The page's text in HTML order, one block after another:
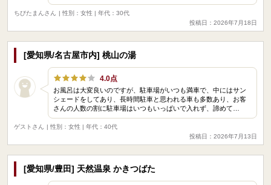
ちびたまんさん
| 性別：女性 | 年代：30代
投稿日：2026年7月18日
[愛知県/名古屋市内] 桃山の湯
4.0点
お風呂は大変良いのですが、駐車場がいつも満車で、中にはサン
シェードをしてあり、長時間駐車と思われる車も多数あり、お客
さんの人数の割に駐車場はいつもいっぱいで入れず、諦めて…
ゲストさん
| 性別：女性 | 年代：40代
投稿日：2026年7月13日
[愛知県/豊田] 天然温泉 かきつばた